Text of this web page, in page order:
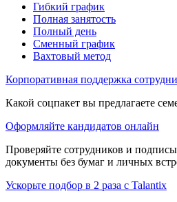
Гибкий график
Полная занятость
Полный день
Сменный график
Вахтовый метод
Корпоративная поддержка
Какой соцпакет вы предлагаете
Оформляйте кандидатов онлайн
Проверяйте сотрудников и
документы без бумаг и личных
Ускорьте подбор в 2 раза с Talantix